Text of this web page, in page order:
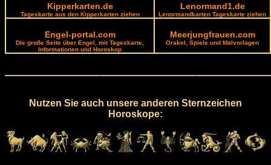
Kipperkarten.de
Tageskarte aus den Kipperkarten ziehen
Lenormand1.de
Lenormandkarten Tageskarte ziehen
Engel-portal.com
Die große Seite über Engel, mit Tageskarte,
Informationen und Horoskop
Meerjungfrauen.com
Orakel, Spiele und Malvorlagen
Nutzen Sie auch unsere anderen Sternzeichen
Horoskope: